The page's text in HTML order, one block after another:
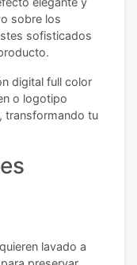
sobre los
sofisticados
digital full color
o logotipo
transformando tu
lavado a